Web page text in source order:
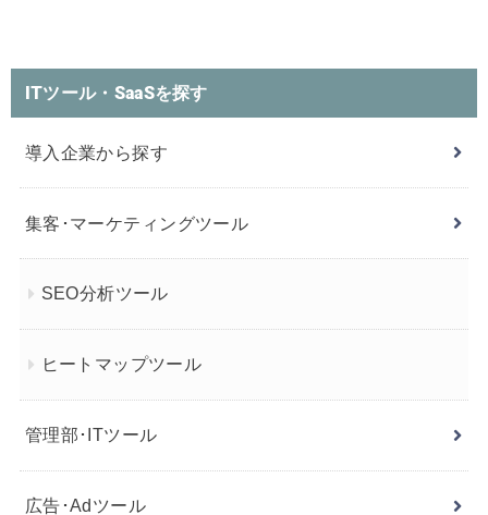
ITツール・SaaSを探す
導入企業から探す
集客･マーケティングツール
SEO分析ツール
ヒートマップツール
管理部･ITツール
広告･Adツール